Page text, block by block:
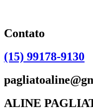
Contato
(15) 99178-9130
ALINE